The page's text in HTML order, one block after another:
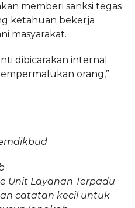
memberi sanksi tegas
ketahuan bekerja
masyarakat.
dibicarakan internal
orang,”
Unit Layanan Terpadu
catatan kecil untuk